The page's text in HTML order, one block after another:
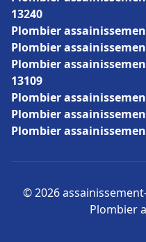
13240
Plombier
Plombier
Plombier
13109
Plombier
Plombier
Plombier
© 2026
Plombier